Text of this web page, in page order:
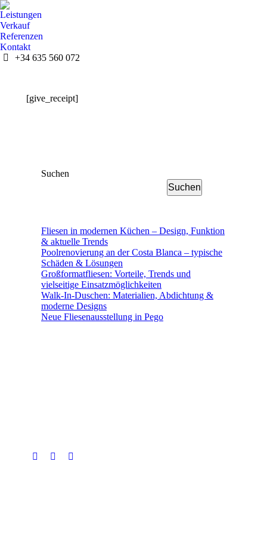
Leistungen
Verkauf
Referenzen
Kontakt
+34 635 560 072
[give_receipt]
Suchen
Suchen
Fliesen in modernen Küchen – Design, Funktion
& aktuelle Trends
Poolrenovierung an der Costa Blanca – typische
Schäden & Lösungen
Großformatfliesen: Vorteile, Trends und
vielseitige Einsatzmöglichkeiten
Walk-In-Duschen: Materialien, Abdichtung &
moderne Designs
Neue Fliesenausstellung in Pego